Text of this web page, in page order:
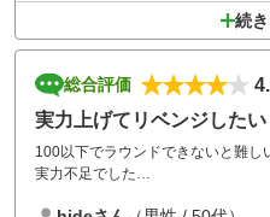
続
総合評価
実力上げてリベンジしたい
100以下でラウンドできないと難し
実力不足でした